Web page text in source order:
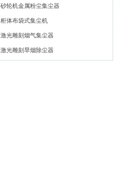
砂轮机金属粉尘集尘器
柜体布袋式集尘机
激光雕刻烟气集尘器
激光雕刻旱烟除尘器